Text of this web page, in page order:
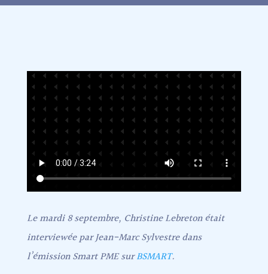
Le mardi 8 septembre, Christine Lebreton était
interviewée par Jean-Marc Sylvestre dans
l’émission Smart PME surBSMART.